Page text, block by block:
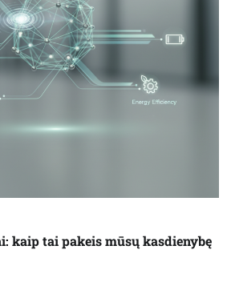
kaip tai pakeis mūsų kasdienybę